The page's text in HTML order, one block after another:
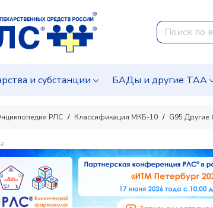
и субстанции БАДы и другие ТАА
РЛС Классификация МКБ-10 G95 Другие